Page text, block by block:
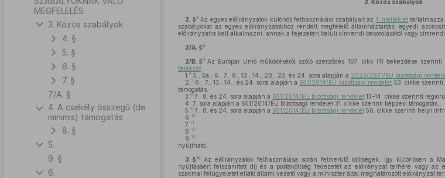
MEGFELELÉS
3. Közös szabályok
4. §
5. §
6. §
7. §
7/A. §
4. A csekély összegű (de
minimis) támogatás
8. §
5.
9. §
6.
2. Közös szabályok
2. §3 Az egyes előirányzatok különös felhasználási szabályait az 1. melléklet
szabályokat az egyes előirányzatokhoz rendelt megfelelő államháztartási egyedi
előirányzatra kell alkalmazni, annak a fejezeten belüli címrendi besorolásától vagy címrendi
2/A. §4
2/B. §5 Az Európai Unió működéséről szóló szerződés 107. cikk (1) bekezdése
táblázat
1. 65., 5a., 6., 7., 8., 13., 14., 20., 23. és 24. sora alapján a 2023/2831/EU bizottsági
2. 76., 7., 13., 14., és 24. sora alapján a 651/2014/EU bizottsági rendelet 53. cikke
támogatás,
3. 87., 8. és 24. sora alapján a 651/2014/EU bizottsági rendelet13–14. cikke szerinti
4. 7. sora alapján a 651/2014/EU bizottsági rendelet 31. cikke szerinti képzési támogatás,
5. 97., 8. és 24. sora alapján a 651/2014/EU bizottsági rendelet56. cikke szerinti helyi
6. 10
7. 11
8. 12
9. 13
nyújtható.
3. § 14 Az előirányzatok felhasználása során felmerülő költségek, így különösen a
nyújtásáért felszámított díj és a postaköltség fedezetét az előirányzat terhére vagy az
szakmai felügyeletet ellátó állami vezető vagy a miniszter által meghatározott előirányzat